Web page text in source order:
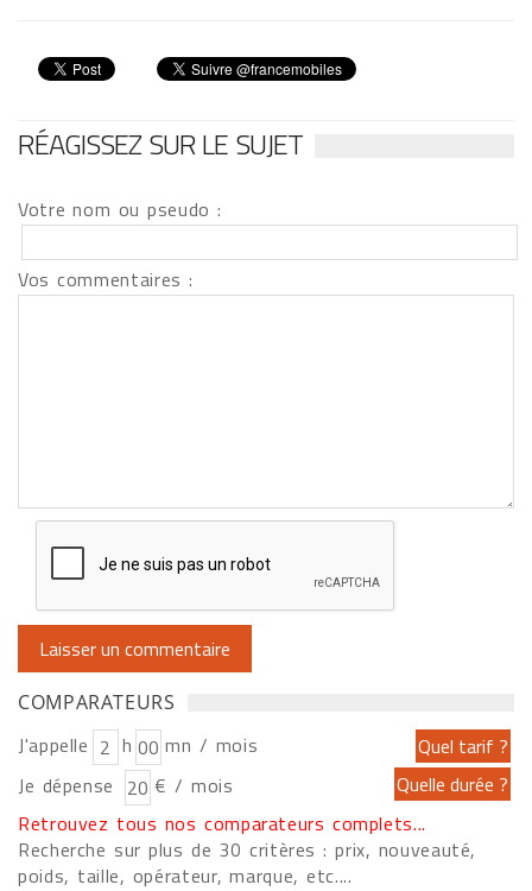
RÉAGISSEZ SUR LE SUJET
Votre nom ou pseudo :
Vos commentaires :
COMPARATEURS
J'appelle h
mn / mois
Je dépense
€ / mois
Retrouvez tous nos comparateurs complets...
Recherche sur plus de 30 critères : prix, nouveauté,
poids, taille, opérateur, marque, etc....